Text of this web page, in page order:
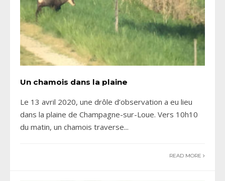
Un chamois dans la plaine
Le 13 avril 2020, une drôle d’observation a eu lieu
dans la plaine de Champagne-sur-Loue. Vers 10h10
du matin, un chamois traverse...
READ MORE